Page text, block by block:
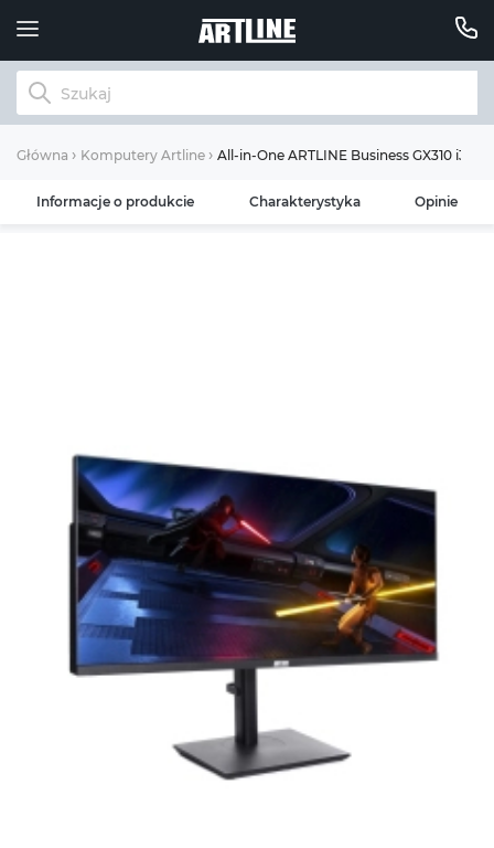
Główna Komputery Artline All-in-One ARTLINE Business GX310 i3
Informacje o produkcie Charakterystyka Opinie